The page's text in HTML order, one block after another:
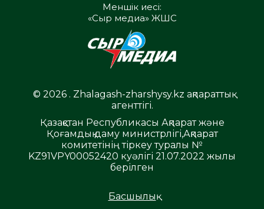
Меншік иесі:
«Сыр медиа» ЖШС
© 2026 . Zhalagash-zharshysy.kz ақпараттық
агенттігі.
Қазақстан Республикасы Ақпарат және
Қоғамдық даму министрлігі,Ақпарат
комитетінің тіркеу туралы №
KZ91VPY00052420 куәлігі 21.07.2022 жылы
берілген
Басшылық